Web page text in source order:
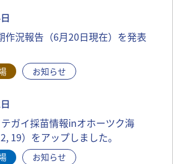
況報告（6月20日現在）を発表
お知らせ
ガイ採苗情報inオホーツク海
19）をアップしました。
お知らせ